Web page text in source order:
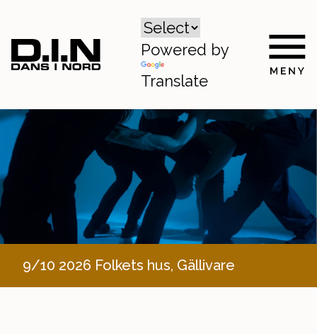
Powered by
Translate
9/10 2026 Folkets hus, Gällivare